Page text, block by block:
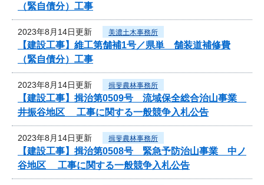
（緊自債分）工事
2023年8月14日更新 美濃土木事務所
【建設工事】維工第舗補1号／県単 舗装道補修費
（緊自債分）工事
2023年8月14日更新 揖斐農林事務所
【建設工事】揖治第0509号 流域保全総合治山事業
井振谷地区 工事に関する一般競争入札公告
2023年8月14日更新 揖斐農林事務所
【建設工事】揖治第0508号 緊急予防治山事業 中ノ
谷地区 工事に関する一般競争入札公告